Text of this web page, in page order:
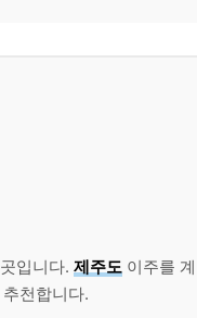
입니다. 제주도 이주를 계
추천합니다.